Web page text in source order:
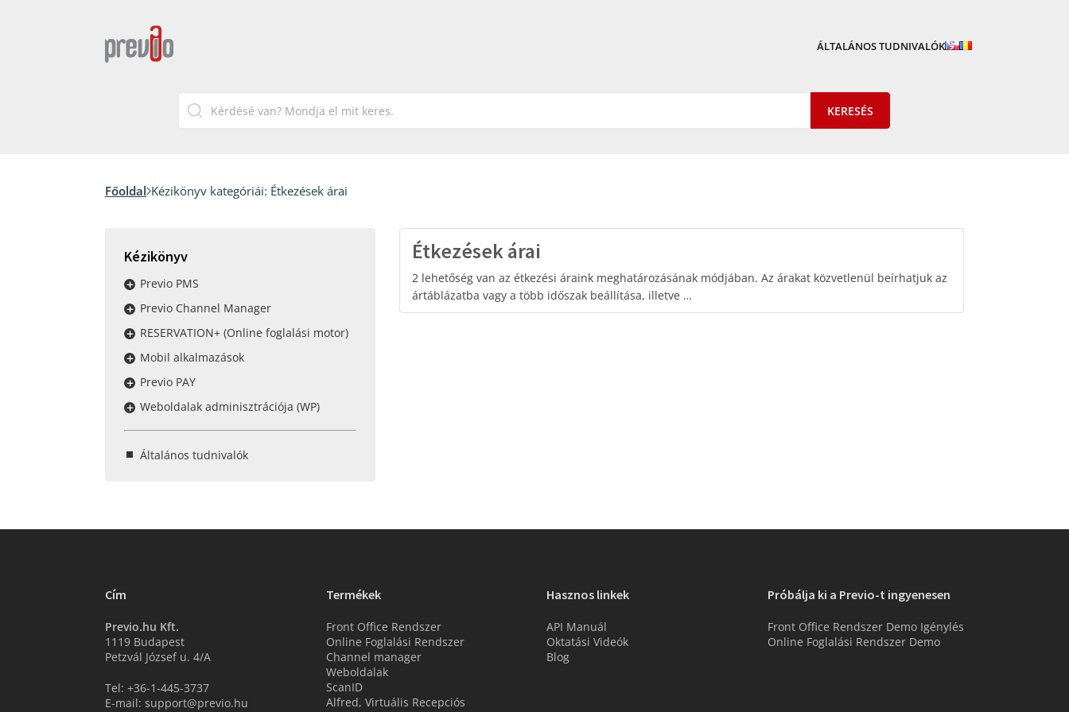
ÁLTALÁNOS TUDNIVALÓK
Főoldal Kézikönyv kategóriái: Étkezések árai
Kézikönyv
Previo PMS
Previo Channel Manager
RESERVATION+ (Online foglalási motor)
Mobil alkalmazások
Previo PAY
Weboldalak adminisztrációja (WP)
Általános tudnivalók
Étkezések árai
2 lehetőség van az étkezési áraink meghatározásának módjában. Az árakat közvetlenül beírhatjuk az
ártáblázatba vagy a több időszak beállítása, illetve …
Cím
Previo.hu Kft.
1119 Budapest
Petzvál József u. 4/A
Tel: +36-1-445-3737
E-mail: support@previo.hu
Termékek
Front Office Rendszer
Online Foglalási Rendszer
Channel manager
Weboldalak
ScanID
Alfred, Virtuális Recepciós
Hasznos linkek
API Manuál
Oktatási Videók
Blog
Próbálja ki a Previo-t ingyenesen
Front Office Rendszer Demo Igénylés
Online Foglalási Rendszer Demo